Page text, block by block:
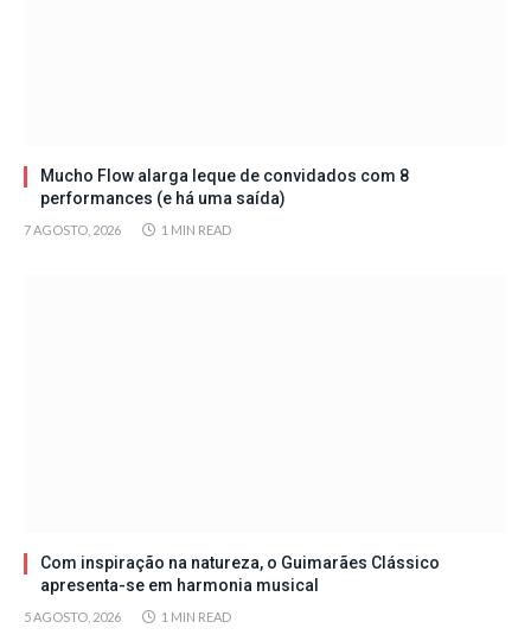
Mucho Flow alarga leque de convidados com 8
performances (e há uma saída)
7 AGOSTO, 2026 1 MIN READ
Com inspiração na natureza, o Guimarães Clássico
apresenta-se em harmonia musical
5 AGOSTO, 2026 1 MIN READ